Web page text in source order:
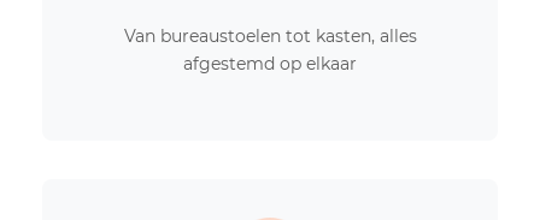
Van bureaustoelen tot kasten, alles
afgestemd op elkaar